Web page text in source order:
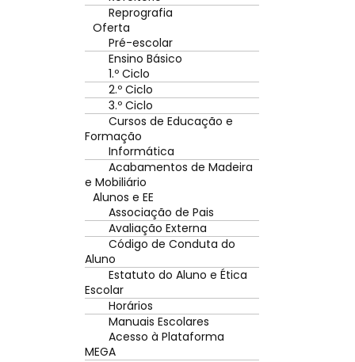
Reprografia
Oferta
Pré-escolar
Ensino Básico
1.º Ciclo
2.º Ciclo
3.º Ciclo
Cursos de Educação e
Formação
Informática
Acabamentos de Madeira
e Mobiliário
Alunos e EE
Associação de Pais
Avaliação Externa
Código de Conduta do
Aluno
Estatuto do Aluno e Ética
Escolar
Horários
Manuais Escolares
Acesso à Plataforma
MEGA